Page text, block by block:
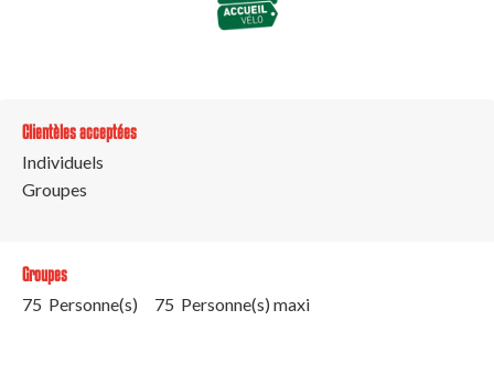
Clientèles acceptées
Individuels
Groupes
Groupes
75 Personne(s)
75 Personne(s) maxi